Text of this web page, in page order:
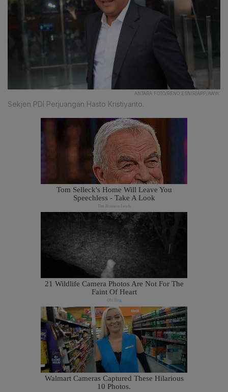
ANTARA FOTO/RENO ESNIR/APP/AWW.
Sekjen PDI Perjuangan Hasto Kristiyanto.